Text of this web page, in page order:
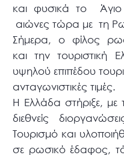
και φυσικά το
αιώνες τώρα με τη
Σήμερα, ο φίλος
και την τουριστική
υψηλού επιπέδου
ανταγωνιστικές τιμές.
Η Ελλάδα στήριξε, με
διεθνείς
Τουρισμό και
σε ρωσικό έδαφος,